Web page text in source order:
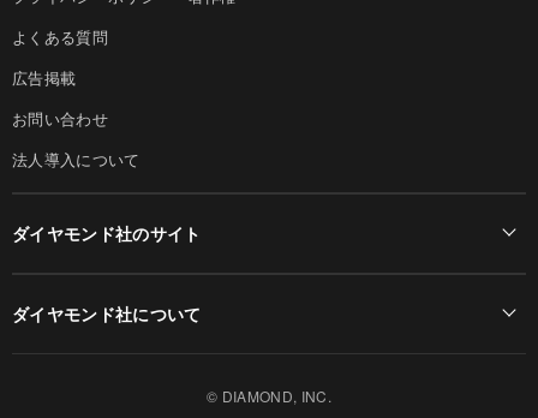
よくある質問
広告掲載
お問い合わせ
法人導入について
ダイヤモンド社のサイト
ダイヤモンド社について
© DIAMOND, INC.